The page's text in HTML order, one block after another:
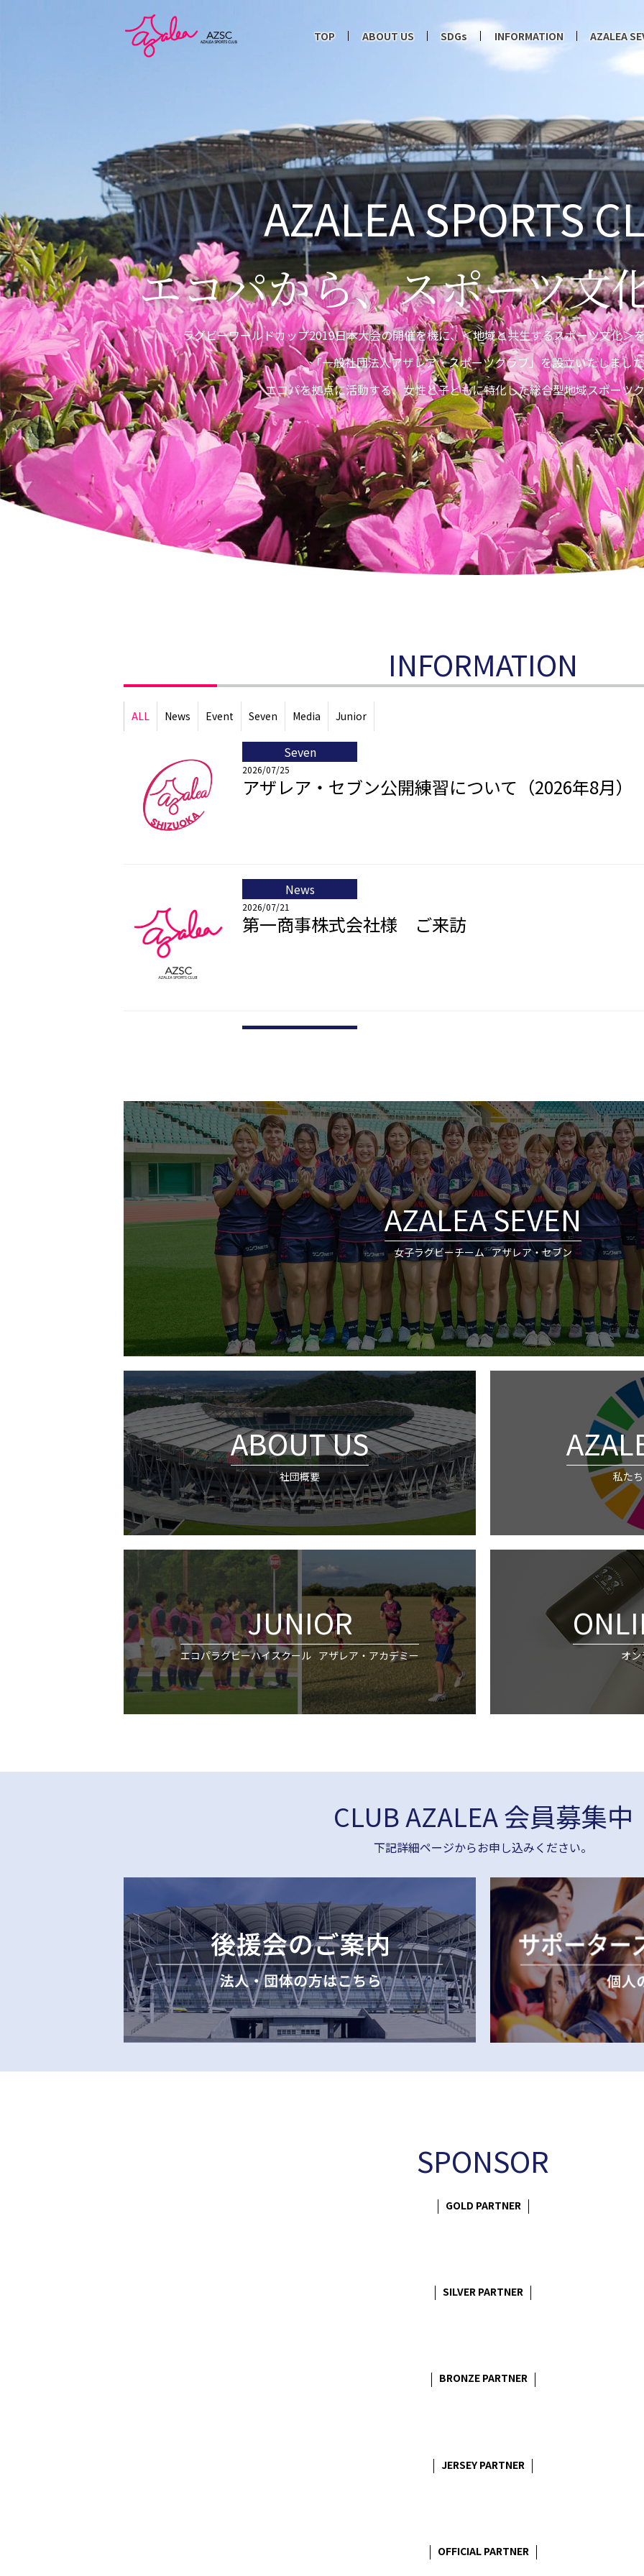
TOP ABOUT US SDGs INFORMATION AZALEA
AZALEA SPORTS
エコパから、スポーツ文
ラグビーワールドカップ2019日本大会の開催を機に、＜地域と共生するスポーツ文化＞
「一般社団法人アザレア・スポーツクラブ」を設立いたしまし
エコパを拠点に活動する、女性と子どもに特化した総合型地域スポーツ
INFORMATION
ALL News Event Seven Media Junior
Seven
2026/07/25
アザレア・セブン公開練習について（2026年8月）
News
2026/07/21
第一商事株式会社様 ご来訪
Seven
2026/07/08
体調不良による選手の長期欠場のお知らせ
News
2026/07/07
表敬訪問
Seven
2026/06/25
アザレア・セブン公開練習について（2026年7月）
AZALEA SEVEN
女子ラグビーチーム アザレア・セブン
ABOUT US
社団概要 私た
JUNIOR
エコパラグビーハイスクール アザレア・アカデミー オ
CLUB AZALEA 会員募集中
下記詳細ページからお申し込みください。
SPONSOR
GOLD PARTNER
SILVER PARTNER
BRONZE PARTNER
JERSEY PARTNER
OFFICIAL PARTNER